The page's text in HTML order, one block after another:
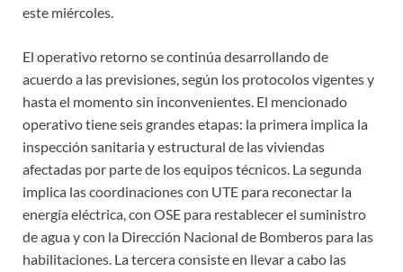
este miércoles.
El operativo retorno se continúa desarrollando de
acuerdo a las previsiones, según los protocolos vigentes y
hasta el momento sin inconvenientes. El mencionado
operativo tiene seis grandes etapas: la primera implica la
inspección sanitaria y estructural de las viviendas
afectadas por parte de los equipos técnicos. La segunda
implica las coordinaciones con UTE para reconectar la
energía eléctrica, con OSE para restablecer el suministro
de agua y con la Dirección Nacional de Bomberos para las
habilitaciones. La tercera consiste en llevar a cabo las